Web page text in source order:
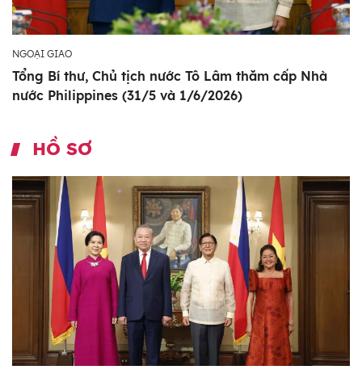
NGOẠI GIAO
Tổng Bí thư, Chủ tịch nước Tô Lâm thăm cấp Nhà
nước Philippines (31/5 và 1/6/2026)
HỒ SƠ